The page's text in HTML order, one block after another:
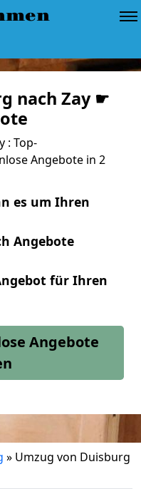
nach Zay ☛
: Top-
Angebote in 2
es um Ihren
Angebote
für Ihren
Angebote
» Umzug von Duisburg